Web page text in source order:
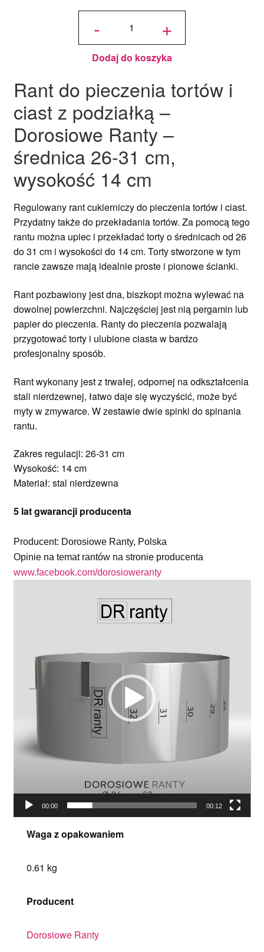
-
ilość Rant
tortów i
ciast z
podziałką
-
Dorosiowe
średnica
21-26 cm,
wysokość
+
Dodaj do koszyka
Rant do pieczenia tortów i
ciast z podziałką –
Dorosiowe Ranty –
średnica 26-31 cm,
wysokość 14 cm
Regulowany rant cukierniczy do pieczenia tortów i ciast.
Przydatny także do przekładania tortów. Za pomocą tego
rantu można upiec i przekładać torty o średnicach od 26
do 31 cm i wysokości do 14 cm. Torty stworzone w tym
rancie zawsze mają idealnie proste i pionowe ścianki.
Rant pozbawiony jest dna, biszkopt można wylewać na
dowolnej powierzchni. Najczęściej jest nią pergamin lub
papier do pieczenia. Ranty do pieczenia pozwalają
przygotować torty i ulubione ciasta w bardzo
profesjonalny sposób.
Rant wykonany jest z trwałej, odpornej na odkształcenia
stali nierdzewnej, łatwo daje się wyczyścić, może być
myty w zmywarce. W zestawie dwie spinki do spinania
rantu.
Zakres regulacji: 26-31 cm
Wysokość: 14 cm
Materiał: stal nierdzewna
5 lat gwarancji producenta
Producent: Dorosiowe Ranty, Polska
Opinie na temat rantów na stronie producenta
www.facebook.com/dorosioweranty
00:00 00:12
Waga z opakowaniem
0.61 kg
Producent
Dorosiowe Ranty